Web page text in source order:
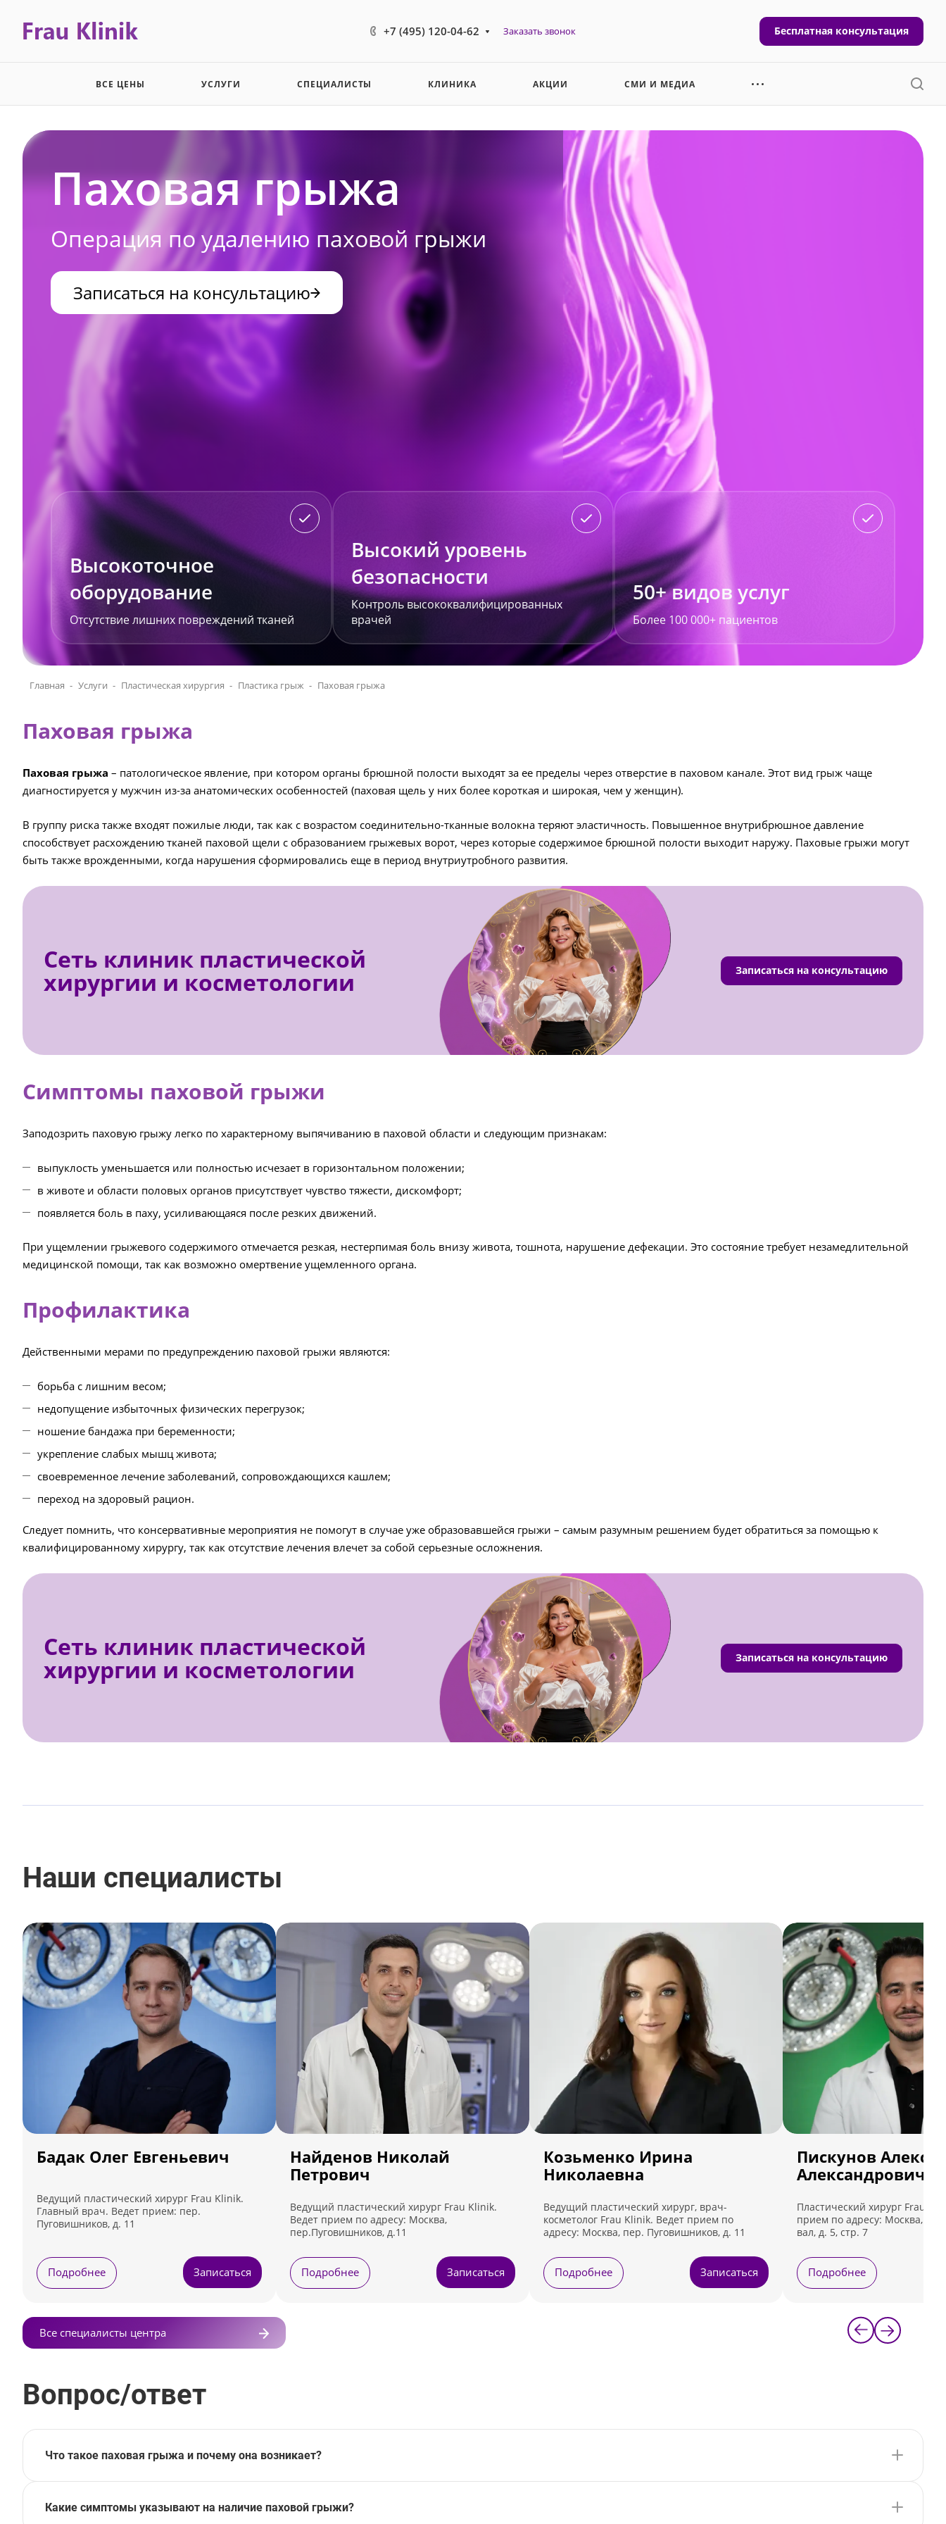
+7 (495) 120-04-62 Заказать звонок Бесплатная консультация
ВСЕ ЦЕНЫ УСЛУГИ СПЕЦИАЛИСТЫ КЛИНИКА АКЦИИ СМИ И МЕДИА
Паховая грыжа
Операция по удалению паховой грыжи
Записаться на консультацию
Высокоточное
оборудование
Отсутствие лишних повреждений тканей
Высокий уровень
безопасности
Контроль высококвалифицированных
врачей
50+ видов услуг
Более 100 000+ пациентов
Главная Услуги Пластическая хирургия Пластика грыж Паховая грыжа
Паховая грыжа
Паховая грыжа – патологическое явление, при котором органы брюшной полости выходят за ее пределы через отверстие в паховом канале. Этот вид грыж чаще
диагностируется у мужчин из-за анатомических особенностей (паховая щель у них более короткая и широкая, чем у женщин).
В группу риска также входят пожилые люди, так как с возрастом соединительно-тканные волокна теряют эластичность. Повышенное внутрибрюшное давление
способствует расхождению тканей паховой щели с образованием грыжевых ворот, через которые содержимое брюшной полости выходит наружу. Паховые грыжи могут
быть также врожденными, когда нарушения сформировались еще в период внутриутробного развития.
Сеть клиник пластической
хирургии и косметологии Записаться на консультацию
Симптомы паховой грыжи
Заподозрить паховую грыжу легко по характерному выпячиванию в паховой области и следующим признакам:
выпуклость уменьшается или полностью исчезает в горизонтальном положении;
в животе и области половых органов присутствует чувство тяжести, дискомфорт;
появляется боль в паху, усиливающаяся после резких движений.
При ущемлении грыжевого содержимого отмечается резкая, нестерпимая боль внизу живота, тошнота, нарушение дефекации. Это состояние требует незамедлительной
медицинской помощи, так как возможно омертвение ущемленного органа.
Профилактика
Действенными мерами по предупреждению паховой грыжи являются:
борьба с лишним весом;
недопущение избыточных физических перегрузок;
ношение бандажа при беременности;
укрепление слабых мышц живота;
своевременное лечение заболеваний, сопровождающихся кашлем;
переход на здоровый рацион.
Следует помнить, что консервативные мероприятия не помогут в случае уже образовавшейся грыжи – самым разумным решением будет обратиться за помощью к
квалифицированному хирургу, так как отсутствие лечения влечет за собой серьезные осложнения.
Сеть клиник пластической
хирургии и косметологии Записаться на консультацию
Наши специалисты
Бадак Олег Евгеньевич
Ведущий пластический хирург Frau Klinik.
Главный врач. Ведет прием: пер.
Пуговишников, д. 11
Подробнее Записаться
Найденов Николай
Петрович
Ведущий пластический хирург Frau Klinik.
Ведет прием по адресу: Москва,
пер.Пуговишников, д.11
Подробнее Записаться
Козьменко Ирина
Николаевна
Ведущий пластический хирург, врач-
косметолог Frau Klinik. Ведет прием по
адресу: Москва, пер. Пуговишников, д. 11
Подробнее Записаться
Пискунов
Александрович
Пластический хирург Frau
прием по адресу: Москва, ул.
вал, д. 5, стр. 7
Подробнее
Все специалисты центра
Вопрос/ответ
Что такое паховая грыжа и почему она возникает?
Какие симптомы указывают на наличие паховой грыжи?